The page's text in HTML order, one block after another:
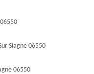
Siagne 06550
06550